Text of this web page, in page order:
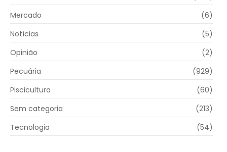
Mercado
(6)
Notícias
(5)
Opinião
(2)
Pecuária
(929)
Piscicultura
(60)
Sem categoria
(213)
Tecnologia
(54)